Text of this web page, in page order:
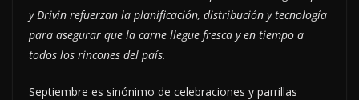
y Drivin refuerzan la planificación, distribución y tecnología
para asegurar que la carne llegue fresca y en tiempo a
todos los rincones del país.
Septiembre es sinónimo de celebraciones y parrillas